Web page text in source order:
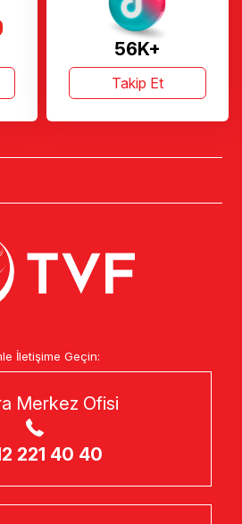
56K+
Takip Et
İletişime Geçin:
Merkez Ofisi
221 40 40